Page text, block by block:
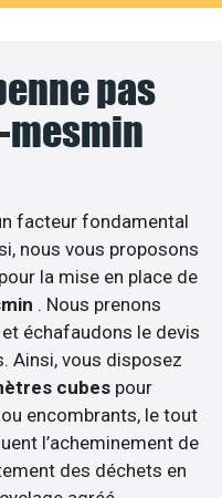
pas
mesmin
facteur fondamental
nous vous proposons
la mise en place de
. Nous prenons
échafaudons le devis
Ainsi, vous disposez
cubes pour
encombrants, le tout
l’acheminement de
des déchets en